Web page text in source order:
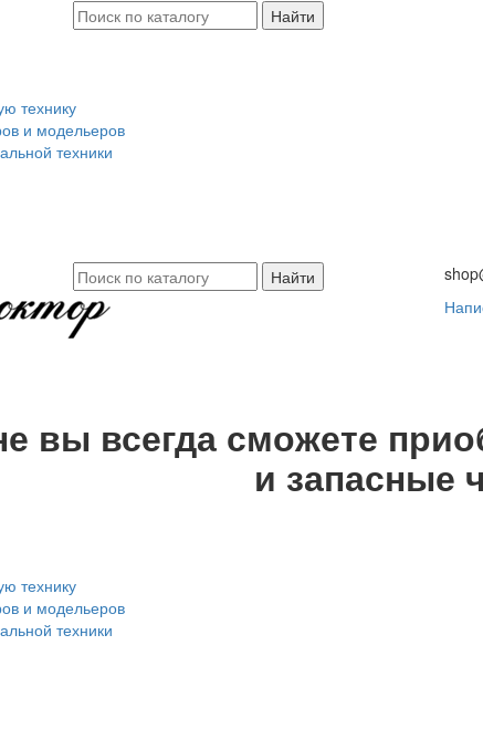
Найти
технику
и модельеров
техники
Найти
вы всегда сможете
и запасные
технику
и модельеров
техники